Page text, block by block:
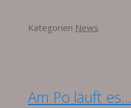
Kategorien News
Am Po läuft es…